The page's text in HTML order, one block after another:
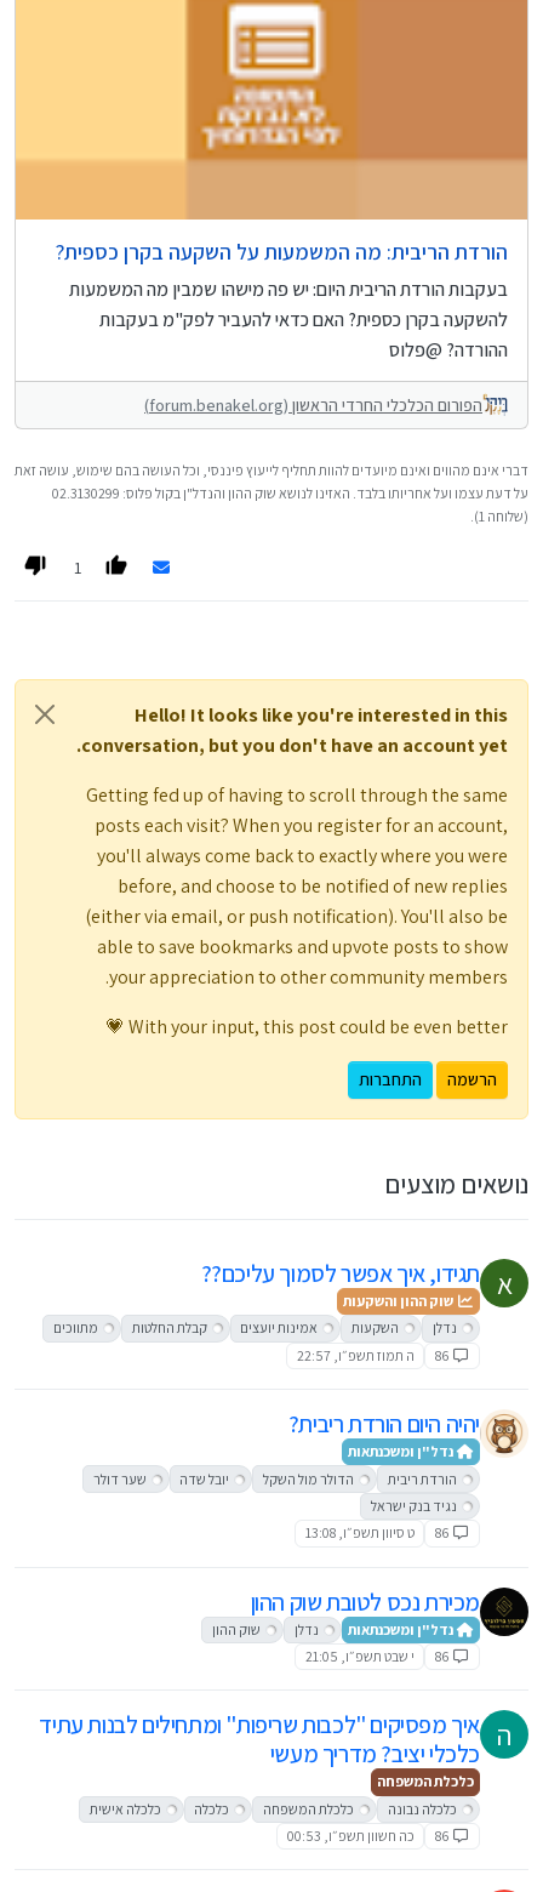
הורדת הריבית: מה המשמעות על השקעה בקרן כספית?
בעקבות הורדת הריבית היום: יש פה מישהו שמבין מה המשמעות
להשקעה בקרן כספית? האם כדאי להעביר לפק"מ בעקבות
ההורדה? @פלוס
הפורום הכלכלי החרדי הראשון (forum.benakel.org)
דברי אינם מהווים ואינם מיועדים להוות תחליף לייעוץ פיננסי, וכל העושה בהם שימוש, עושה זאת
על דעת עצמו ועל אחריותו בלבד. האזינו לנושא שוק ההון והנדל"ן בקול פלוס: 02.3130299
(שלוחה 1).
1
Hello! It looks like you're interested in this
conversation, but you don't have an account yet.
Getting fed up of having to scroll through the same
posts each visit? When you register for an account,
you'll always come back to exactly where you were
before, and choose to be notified of new replies
(either via email, or push notification). You'll also be
able to save bookmarks and upvote posts to show
your appreciation to other community members.
With your input, this post could be even better 💗
הרשמה התחברות
נושאים מוצעים
א תגידו, איך אפשר לסמוך עליכם??
שוק ההון והשקעות
נדלן
השקעות אמינות יועצים קבלת החלטות
מתווכים
86
ה תמוז תשפ״ו, 22:57
יהיה היום הורדת ריבית?
נדל"ן ומשכנתאות
הורדת ריבית
הדולר מול השקל יובל שדה
שער דולר
נגיד בנק ישראל
86
ט סיוון תשפ״ו, 13:08
מכירת נכס לטובת שוק ההון
נדל"ן ומשכנתאות נדלן
שוק ההון
86
י שבט תשפ״ו, 21:05
ה איך מפסיקים "לכבות שריפות" ומתחילים לבנות עתיד
כלכלי יציב? מדריך מעשי
כלכלת המשפחה
כלכלה נבונה
כלכלת המשפחה כלכלה
כלכלה אישית
86
כה חשוון תשפ״ו, 00:53